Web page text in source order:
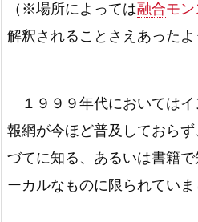
（※場所によっては融合モ
解釈されることさえあったよ
１９９９年代においてはイ
報網が今ほど普及しておら
づてに知る、あるいは書籍
ーカルなものに限られていま